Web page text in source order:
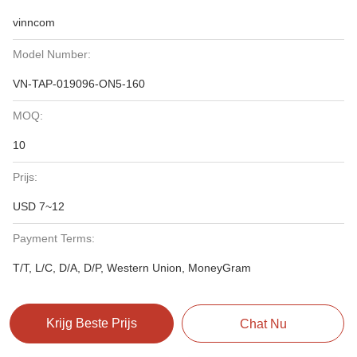
vinncom
Model Number:
VN-TAP-019096-ON5-160
MOQ:
10
Prijs:
USD 7~12
Payment Terms:
T/T, L/C, D/A, D/P, Western Union, MoneyGram
Krijg Beste Prijs Chat Nu